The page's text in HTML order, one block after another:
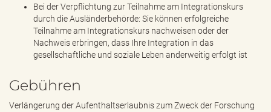
Bei der Verpflichtung zur Teilnahme am Integrationskurs
durch die Ausländerbehörde: Sie können erfolgreiche
Teilnahme am Integrationskurs nachweisen oder der
Nachweis erbringen, dass Ihre Integration in das
gesellschaftliche und soziale Leben anderweitig erfolgt ist
Gebühren
Verlängerung der Aufenthaltserlaubnis zum Zweck der Forschung